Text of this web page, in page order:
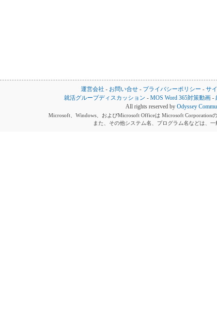
運営会社 - お問い合せ - プライバシーポリシー - サ
就活グループディスカッション -MOS Word 365対策動画 -
All rights reserved by Odyssey
Microsoft、Windows、およびMicrosoft Officeは Microsoft Corporation
また、その他システム名、プログラム名などは、